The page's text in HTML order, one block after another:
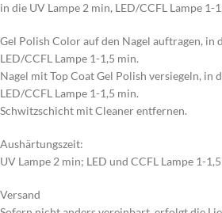
in die UV Lampe 2 min, LED/CCFL Lampe 1-
Gel Polish Color auf den Nagel auftragen, in
LED/CCFL Lampe 1-1,5 min.
Nagel mit Top Coat Gel Polish versiegeln, in
LED/CCFL Lampe 1-1,5 min.
Schwitzschicht mit Cleaner entfernen.
Aushärtungszeit:
UV Lampe 2 min; LED und CCFL Lampe 1-
Versand